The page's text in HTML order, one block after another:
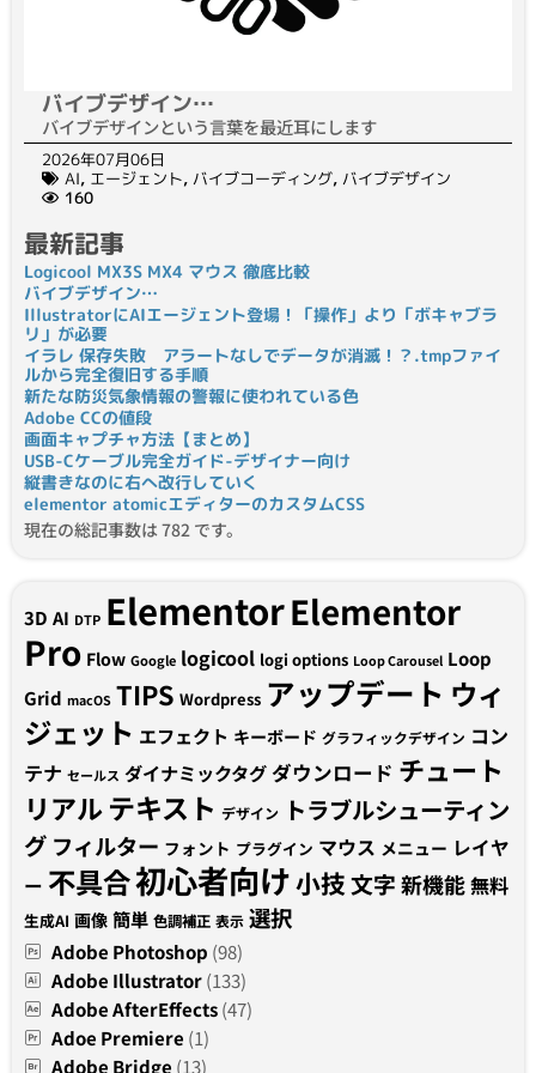
バイブデザイン…
バイブデザインという言葉を最近耳にします
2026年07月06日
AI, エージェント, バイブコーディング, バイブデザイン
160
最新記事
Logicool MX3S MX4 マウス 徹底比較
バイブデザイン…
IllustratorにAIエージェント登場！「操作」より「ボキャブラ
リ」が必要
イラレ 保存失敗 アラートなしでデータが消滅！？.tmpファイ
ルから完全復旧する手順
新たな防災気象情報の警報に使われている色
Adobe CCの値段
画面キャプチャ方法【まとめ】
USB-Cケーブル完全ガイド-デザイナー向け
縦書きなのに右へ改行していく
elementor atomicエディターのカスタムCSS
現在の総記事数は 782 です。
3D AI DTP ElementorElementor
Pro Flow Google logicool logi options Loop Carousel Loop
Grid macOS TIPS Wordpress アップデート ウィ
ジェット エフェクト キーボード グラフィックデザイン コン
テナ セールス ダイナミックタグダウンロード チュート
リアルテキスト デザイン トラブルシューティン
グ フィルター フォント プラグイン マウス メニュー レイヤ
ー 不具合初心者向け小技文字新機能無料
生成AI 画像 簡単 色調補正 表示 選択
Adobe Photoshop (98)
Adobe Illustrator(133)
Adobe AfterEffects(47)
Adoe Premiere (1)
Adobe Bridge (13)